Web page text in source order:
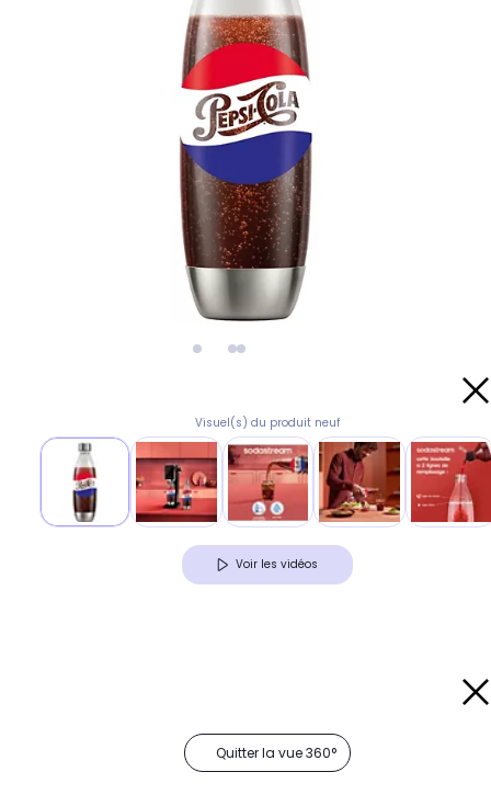
Visuel(s) du produit neuf
Voir les vidéos
Quitter la vue 360°